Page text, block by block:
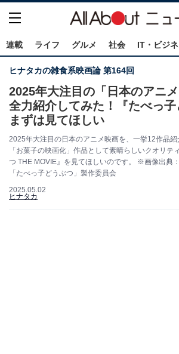
連載 ライフ グルメ 社会 IT・ビジ
ヒナタカの雑食系映画論 第164回
2025年大注目の「日本のアニ
全力紹介してみた！『たべっ
まずは見てほしい
2025年大注目の日本のアニメ映画を、一挙12作品
「お菓子の映画化」作品として素晴らしいクオリテ
つ THE MOVIE』を見てほしいのです。 ※画像出典
「たべっ子どうぶつ」製作委員会
2025.05.02
ヒナタカ